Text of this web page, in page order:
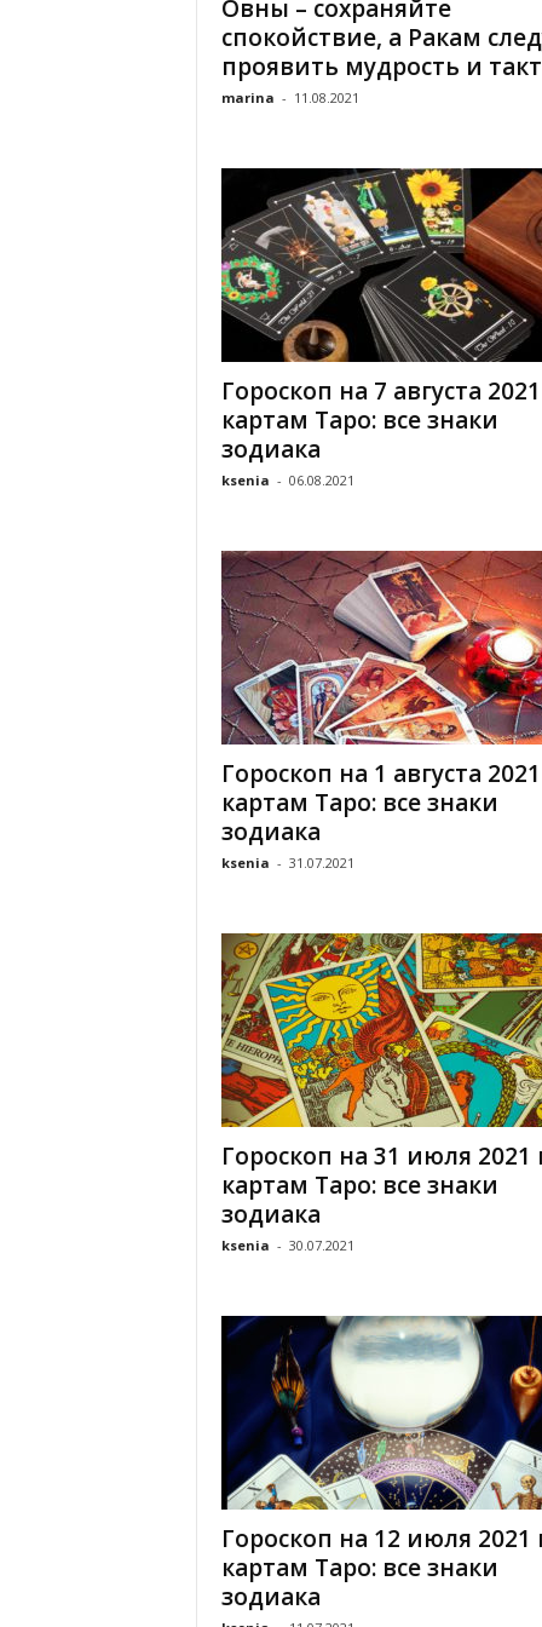
Овны – сохраняйте
спокойствие, а Ракам
проявить мудрость и
marina - 11.08.2021
Гороскоп на 7 августа
картам Таро: все знаки
зодиака
ksenia - 06.08.2021
Гороскоп на 1 августа
картам Таро: все знаки
зодиака
ksenia - 31.07.2021
Гороскоп на 31 июля 2021
картам Таро: все знаки
зодиака
ksenia - 30.07.2021
Гороскоп на 12 июля 2021
картам Таро: все знаки
зодиака